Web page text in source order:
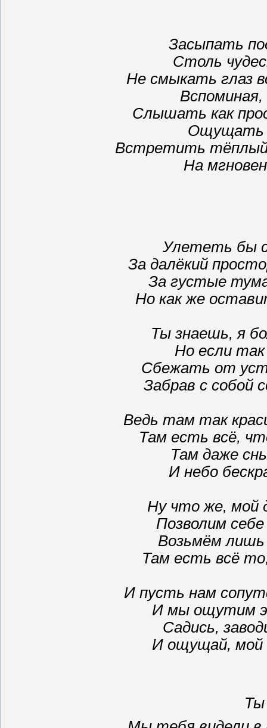
Засыпать
Столь
Не смыкать глаз
Слышать как
Ощущать
Встретить тёплый
На
Улететь бы
За далёкий
За густые
Но как же
Ты знаешь, я
Но если
Сбежать от
Забрав с собой
Ведь там так
Там есть всё,
Там даже
И небо
Ну что же, мой
Позволим
Возьмём лишь
Там есть всё
И пусть нам
И мы ощутим
Садись,
И ощущай, мой
Ты